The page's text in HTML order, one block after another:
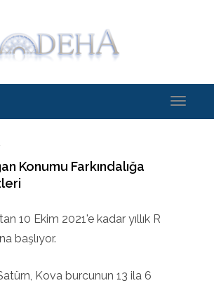
Toggle
Konumu Farkındalığa
10 Ekim 2021'e kadar yıllık R
başlıyor.
Kova burcunun 13 ila 6